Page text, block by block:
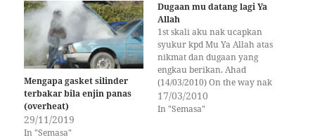
Mengapa gasket silinder
terbakar bila enjin panas
(overheat)
29/11/2019
In "Semasa"
Dugaan mu datang lagi Ya
Allah
1st skali aku nak ucapkan
syukur kpd Mu Ya Allah atas
nikmat dan dugaan yang
engkau berikan. Ahad
(14/03/2010) On the way nak
pegi Ahmad (member PTM)
kawen.. Tetiba kete jammed
17/03/2010
In "Semasa"